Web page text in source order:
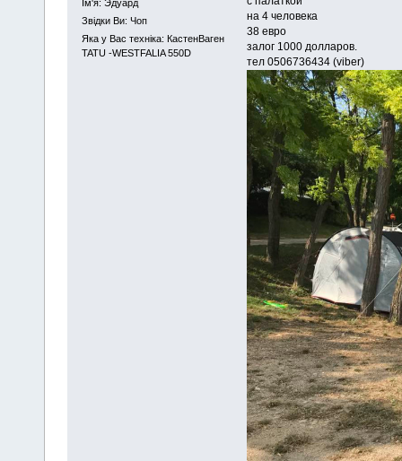
Iм'я: Эдуард
Звідки Ви: Чоп
Яка у Вас техніка: КастенВаген
TATU -WESTFALIA 550D
на 4 человека
38 евро
залог 1000 долларов.
тел 0506736434 (viber)